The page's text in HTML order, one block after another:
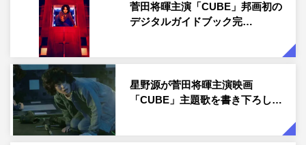
「今すごく緊張してるんですが、今日はワクワクの方
が…」と田代のコメントの真似をすると、共演者から「大
人の悪い癖だぞ！」ツッコミが入るひと幕も。
この日はユナイテッド・シネマ豊洲を「CUBE」がスクリ
ーンジャック。劇場のエントランスゲートや廊下が本編の
CUBE同様のデザインに彩られた。さらに本作を全スクリ
ーンで世界初上映。映画上映前には出演者が3チームに分
菅田将暉主演「CUBE」邦画初の
デジタルガイドブック完…
星野源が菅田将暉主演映画
「CUBE」主題歌を書き下ろし…